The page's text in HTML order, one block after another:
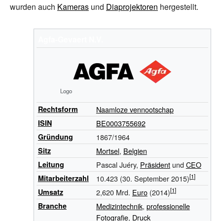
wurden auch Kameras und Diaprojektoren hergestellt.
Logo
Rechtsform Naamloze vennootschap
ISIN BE0003755692
Gründung 1867/1964
Sitz Mortsel, Belgien
Leitung Pascal Juéry, PräsidentundCEO
Mitarbeiterzahl 10.423 (30. September 2015)
Umsatz 2,620 Mrd. Euro(2014)
Branche Medizintechnik, professionelle
Fotografie, Druck